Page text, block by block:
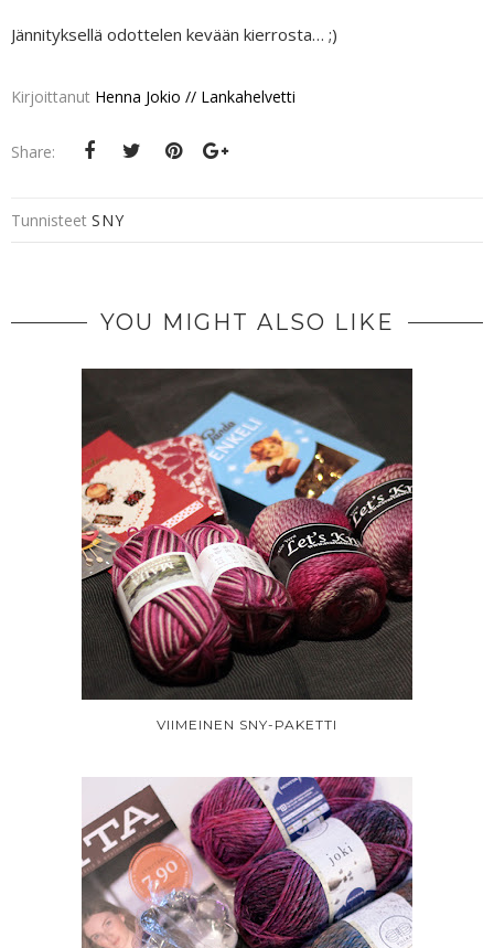
Jännityksellä odottelen kevään kierrosta… ;)
Kirjoittanut Henna Jokio // Lankahelvetti
Share:
Tunnisteet SNY
YOU MIGHT ALSO LIKE
VIIMEINEN SNY-PAKETTI